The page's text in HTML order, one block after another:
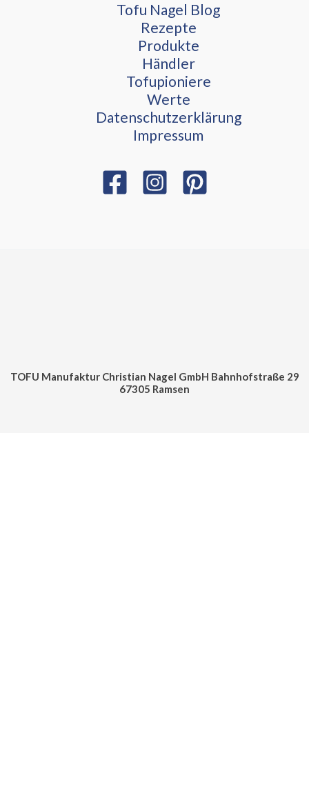
Tofu Nagel Blog
Rezepte
Produkte
Händler
Tofupioniere
Werte
Datenschutzerklärung
Impressum
TOFU Manufaktur Christian Nagel GmbH Bahnhofstraße 29
67305 Ramsen